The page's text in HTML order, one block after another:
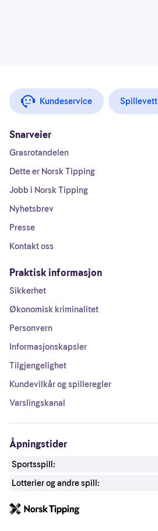
Kundeservice Spillevett
Snarveier
Grasrotandelen
Dette er Norsk Tipping
Jobb i Norsk Tipping
Nyhetsbrev
Presse
Kontakt oss
Praktisk informasjon
Sikkerhet
Økonomisk kriminalitet
Personvern
Informasjonskapsler
Tilgjengelighet
Kundevilkår og spilleregler
Varslingskanal
Åpningstider
Sportsspill:
Lotterier og andre spill: